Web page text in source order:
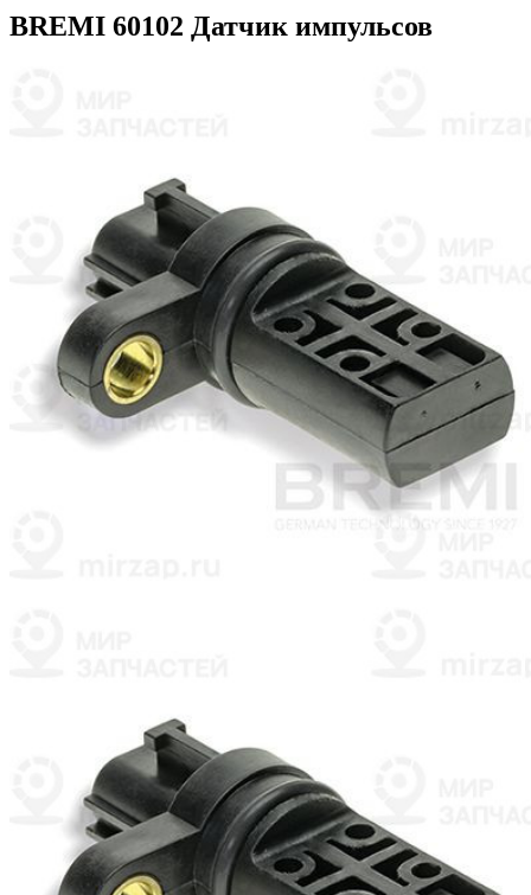
BREMI 60102 Датчик импульсов